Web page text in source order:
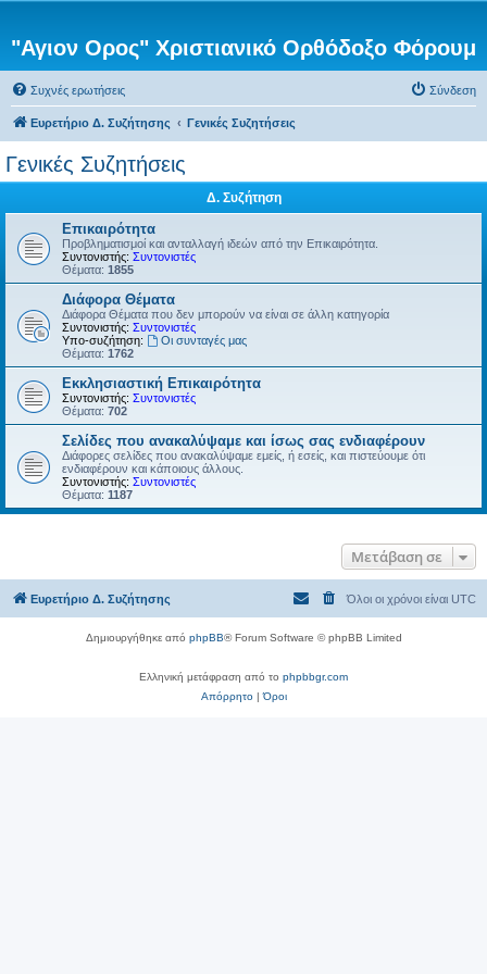
"Αγιον Ορος" Χριστιανικό Ορθόδοξο Φόρουμ
Συχνές ερωτήσεις Σύνδεση
Ευρετήριο Δ. Συζήτησης Γενικές Συζητήσεις
Γενικές Συζητήσεις
Δ. Συζήτηση
Επικαιρότητα
Προβληματισμοί και ανταλλαγή ιδεών από την Επικαιρότητα.
Συντονιστής: Συντονιστές
Θέματα: 1855
Διάφορα Θέματα
Διάφορα Θέματα που δεν μπορούν να είναι σε άλλη κατηγορία
Συντονιστής: Συντονιστές
Υπο-συζήτηση:
Οι συνταγές μας
Θέματα: 1762
Εκκλησιαστική Επικαιρότητα
Συντονιστής: Συντονιστές
Θέματα: 702
Σελίδες που ανακαλύψαμε και ίσως σας ενδιαφέρουν
Διάφορες σελίδες που ανακαλύψαμε εμείς, ή εσείς, και πιστεύουμε ότι
ενδιαφέρουν και κάποιους άλλους.
Συντονιστής: Συντονιστές
Θέματα: 1187
Μετάβαση σε
Ευρετήριο Δ. Συζήτησης Όλοι οι χρόνοι είναι UTC
Δημιουργήθηκε από phpBB® Forum Software © phpBB Limited
Ελληνική μετάφραση από το phpbbgr.com
Απόρρητο|Όροι